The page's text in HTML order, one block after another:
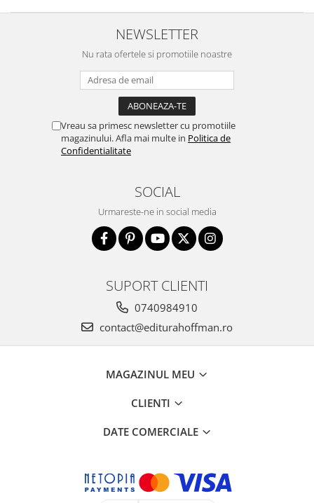
NEWSLETTER
Nu rata ofertele si promotiile noastre
Vreau sa primesc newsletter cu promotiile
magazinului. Afla mai multe in Politica de
Confidentialitate
SOCIAL
Urmareste-ne in social media
SUPORT CLIENTI
0740984910
contact@editurahoffman.ro
MAGAZINUL MEU
CLIENTI
DATE COMERCIALE